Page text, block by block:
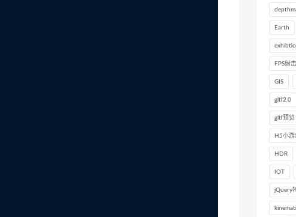
Earth
FPS射击
GIS
gltf2.0
gltf预览
H5小游
HDR
IOT
jQuery